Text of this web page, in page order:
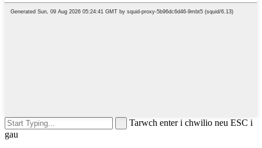
Tarwch enter i chwilio neu ESC i
gau